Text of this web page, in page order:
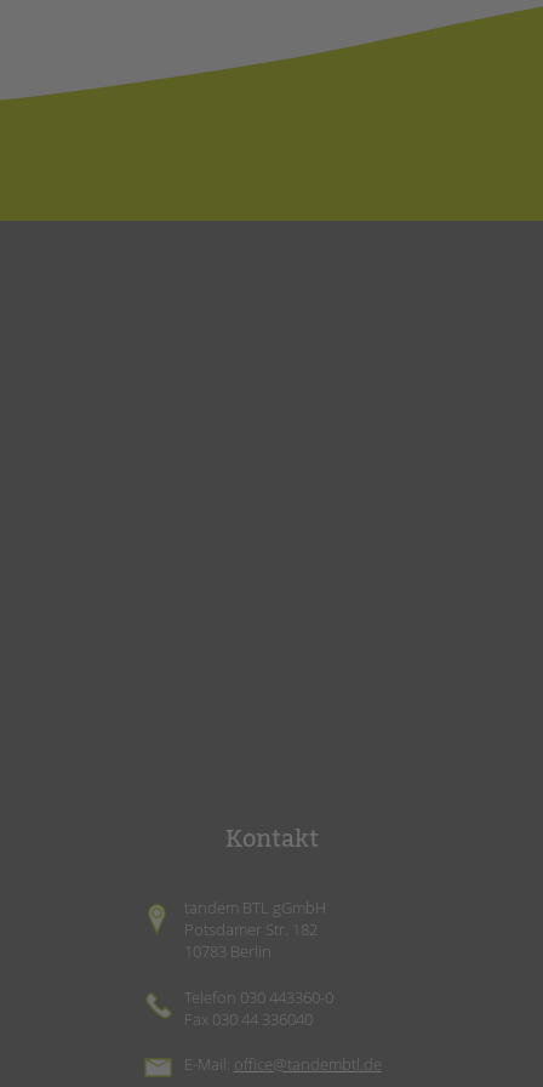
Kontakt
tandem BTL gGmbH
Potsdamer Str. 182
10783 Berlin
Telefon 030 443360-0
Fax 030 44 336040
E-Mail: office@tandembtl.de